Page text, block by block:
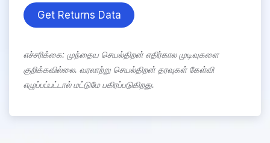
​​​​Get Returns Data
எச்சரிக்கை: முந்தைய செயல்திறன் எதிர்கால முடிவுகளை
குறிக்கவில்லை. வரலாற்று செயல்திறன் தரவுகள் கேள்வி
எழுப்பப்பட்டால் மட்டுமே பகிரப்படுகிறது.